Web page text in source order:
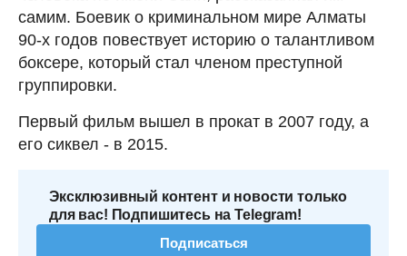
самим. Боевик о криминальном мире Алматы
90-х годов повествует историю о талантливом
боксере, который стал членом преступной
группировки.
Первый фильм вышел в прокат в 2007 году, а
его сиквел - в 2015.
Эксклюзивный контент и новости только
для вас! Подпишитесь на Telegram!
Подписаться